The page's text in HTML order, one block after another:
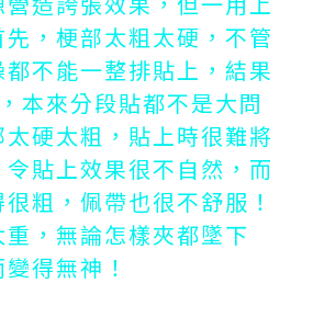
，梗部太粗太硬，不管
不能一整排貼上，結果
本來分段貼都不是大問
硬太粗，貼上時很難將
貼上效果很不自然，而
粗，佩帶也很不舒服！
，無論怎樣夾都墜下
得無神！